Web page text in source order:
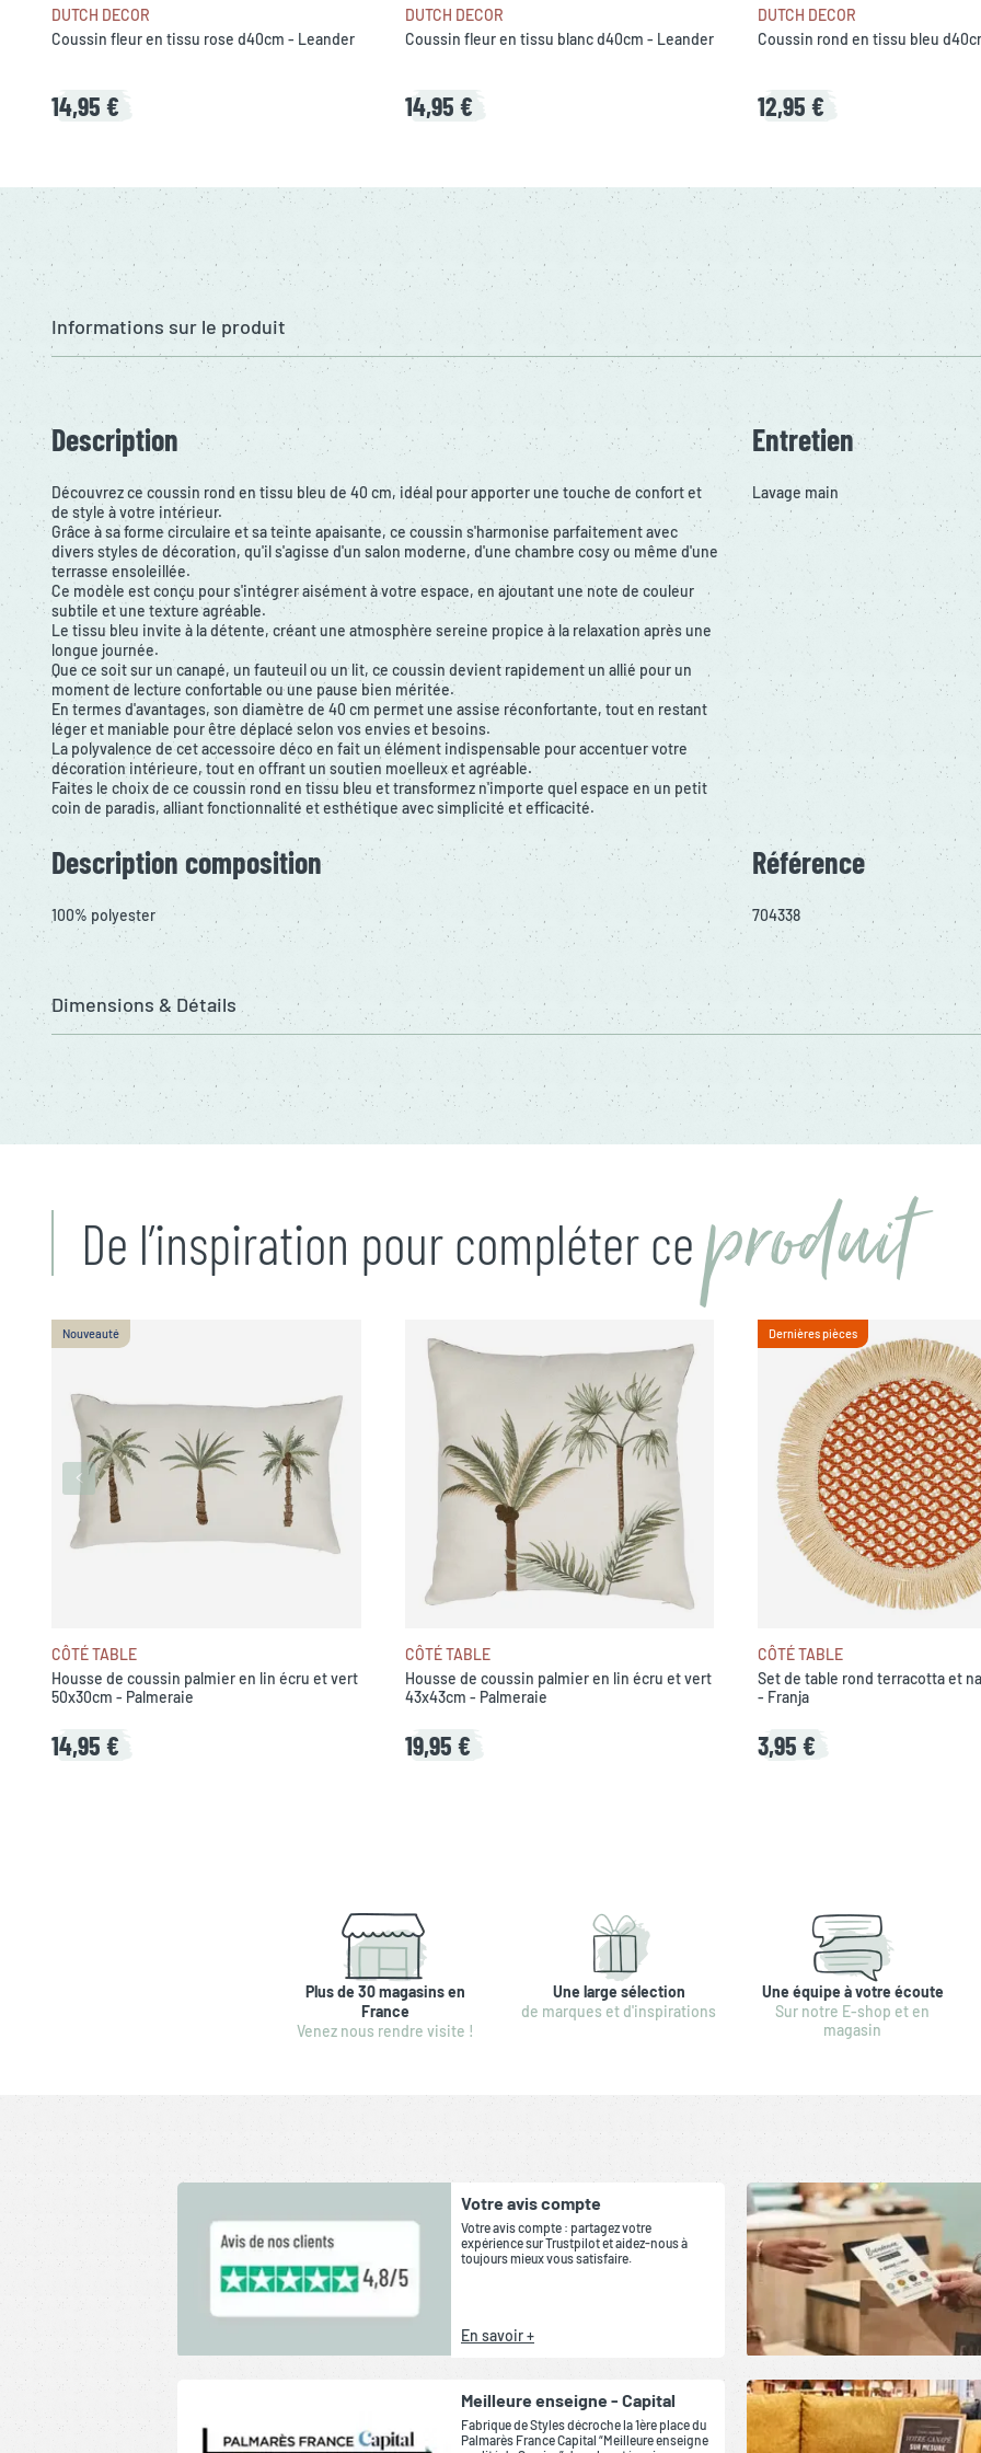
DUTCH DECOR
Coussin fleur en tissu rose d40cm - Leander
14,95 €
DUTCH DECOR
Coussin fleur en tissu blanc d40cm - Leander
14,95 €
DUTCH DECOR
Coussin rond en tissu bleu
12,95 €
Informations sur le produit
Description
Découvrez ce coussin rond en tissu bleu de 40 cm, idéal pour apporter une touche de confort et
de style à votre intérieur.
Grâce à sa forme circulaire et sa teinte apaisante, ce coussin s'harmonise parfaitement avec
divers styles de décoration, qu'il s'agisse d'un salon moderne, d'une chambre cosy ou même d'une
terrasse ensoleillée.
Ce modèle est conçu pour s'intégrer aisément à votre espace, en ajoutant une note de couleur
subtile et une texture agréable.
Le tissu bleu invite à la détente, créant une atmosphère sereine propice à la relaxation après une
longue journée.
Que ce soit sur un canapé, un fauteuil ou un lit, ce coussin devient rapidement un allié pour un
moment de lecture confortable ou une pause bien méritée.
En termes d'avantages, son diamètre de 40 cm permet une assise réconfortante, tout en restant
léger et maniable pour être déplacé selon vos envies et besoins.
La polyvalence de cet accessoire déco en fait un élément indispensable pour accentuer votre
décoration intérieure, tout en offrant un soutien moelleux et agréable.
Faites le choix de ce coussin rond en tissu bleu et transformez n'importe quel espace en un petit
coin de paradis, alliant fonctionnalité et esthétique avec simplicité et efficacité.
Entretien
Lavage main
Description composition
100% polyester
Référence
704338
Dimensions & Détails
De l’inspiration pour compléter ce produit
Nouveauté
CÔTÉ TABLE
Housse de coussin palmier en lin écru et vert
50x30cm - Palmeraie
14,95 €
CÔTÉ TABLE
Housse de coussin palmier en lin écru et vert
43x43cm - Palmeraie
19,95 €
Dernières pièces
CÔTÉ TABLE
Set de table rond terracotta et
- Franja
3,95 €
Plus de 30 magasins en
France
Venez nous rendre visite !
Une large sélection
de marques et d'inspirations
Une équipe à votre écoute
Sur notre E-shop et en
magasin
Votre avis compte
Votre avis compte : partagez votre
expérience sur Trustpilot et aidez-nous à
toujours mieux vous satisfaire.
En savoir +
Meilleure enseigne - Capital
Fabrique de Styles décroche la 1ère place du
Palmarès France Capital “Meilleure enseigne